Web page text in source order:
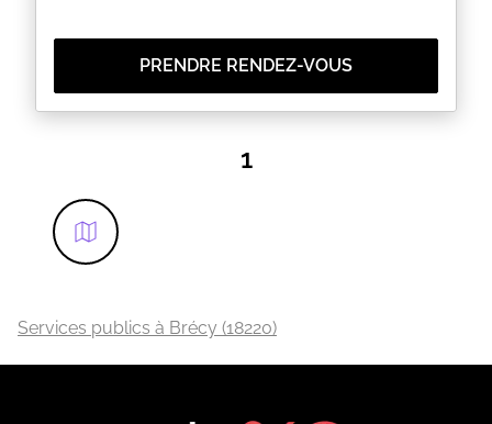
PRENDRE RENDEZ-VOUS
1
Services publics à Brécy (18220)